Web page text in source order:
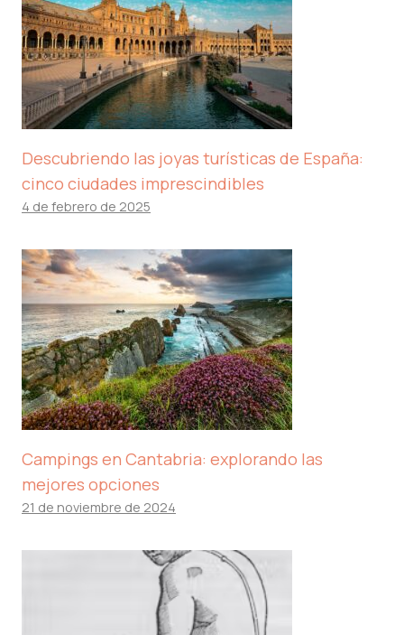
Descubriendo las joyas turísticas de España:
cinco ciudades imprescindibles
4 de febrero de 2025
Campings en Cantabria: explorando las
mejores opciones
21 de noviembre de 2024